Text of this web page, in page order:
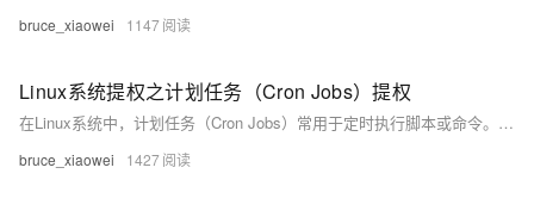
bruce_xiaowei 1147
Linux系统提权之计划任务（Cron Jobs）提权
在Linux系统中，计划任务（Cron Jobs）常用于定时执行脚本或命令。若配置不当，攻击者可利用其提权至root权限。常见漏洞包括可写的Cron脚本、目录、通配符注入及PATH变量劫持。攻击者通过修改脚本、创建恶意任务或注入命令实现提权。系统管理员应遵循最小权限原则、使用绝对路径、避免通配符、设置安全PATH并定期审计，以防范此类攻击。
bruce_xiaowei 1427